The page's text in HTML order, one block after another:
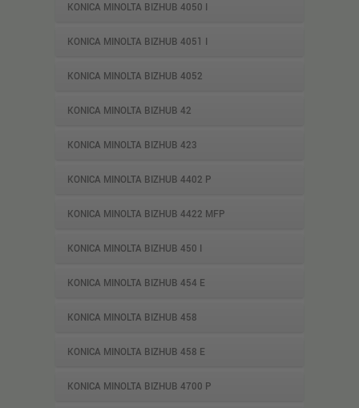
KONICA MINOLTA BIZHUB 4050 I
KONICA MINOLTA BIZHUB 4051 I
KONICA MINOLTA BIZHUB 4052
KONICA MINOLTA BIZHUB 42
KONICA MINOLTA BIZHUB 423
KONICA MINOLTA BIZHUB 4402 P
KONICA MINOLTA BIZHUB 4422 MFP
KONICA MINOLTA BIZHUB 450 I
KONICA MINOLTA BIZHUB 454 E
KONICA MINOLTA BIZHUB 458
KONICA MINOLTA BIZHUB 458 E
KONICA MINOLTA BIZHUB 4700 P